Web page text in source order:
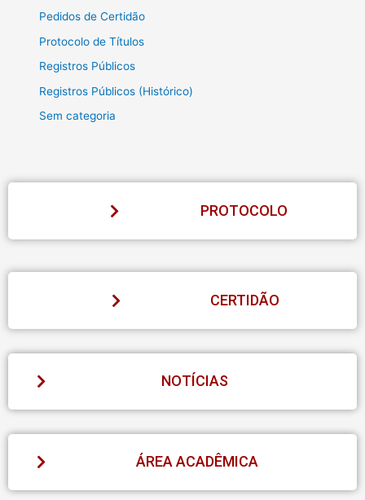
Pedidos de Certidão
Protocolo de Títulos
Registros Públicos
Registros Públicos (Histórico)
Sem categoria
PROTOCOLO
CERTIDÃO
NOTÍCIAS
ÁREA ACADÊMICA